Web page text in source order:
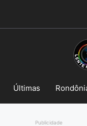
Últimas
Publicidade